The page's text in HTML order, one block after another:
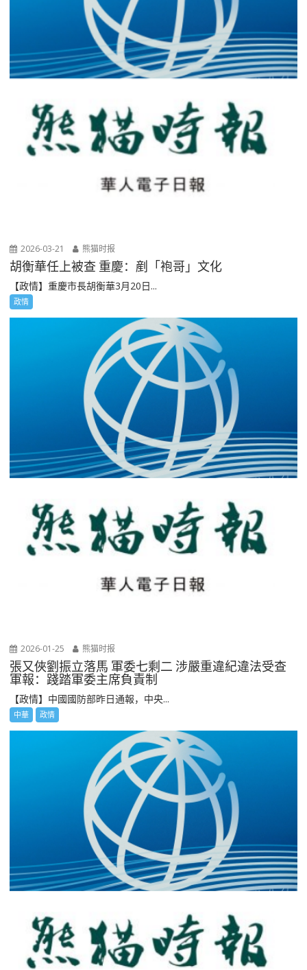
2026-03-21 熊猫时报
胡衡華任上被查 重慶：剷「袍哥」文化
【政情】重慶市長胡衡華3月20日...
政情
2026-01-25 熊猫时报
張又俠劉振立落馬 軍委七剩二 涉嚴重違紀違法受查
軍報：踐踏軍委主席負責制
【政情】中國國防部昨日通報，中央...
中華 政情